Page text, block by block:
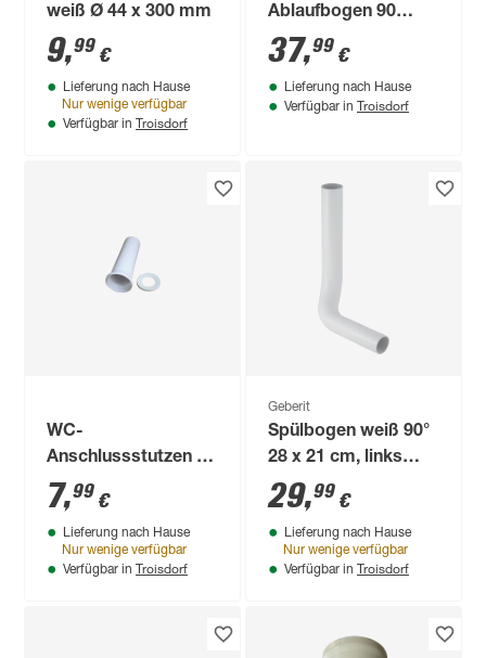
weiß Ø 44 x 300 mm
9,99 €
Lieferung nach Hause
Nur wenige verfügbar
Verfügbar in Troisdorf
Ablaufbogen 90
Grad DN 100
37,99 €
Lieferung nach Hause
Verfügbar in Troisdorf
WC-
Anschlussstutzen Ø
100 mm
7,99 €
Lieferung nach Hause
Nur wenige verfügbar
Verfügbar in Troisdorf
Geberit
Spülbogen weiß 90°
28 x 21 cm, links
gekröpft
29,99 €
Lieferung nach Hause
Nur wenige verfügbar
Verfügbar in Troisdorf